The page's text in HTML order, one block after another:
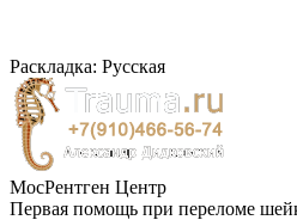
Раскладка: Русская
МосРентген Центр
Первая помощь при переломе